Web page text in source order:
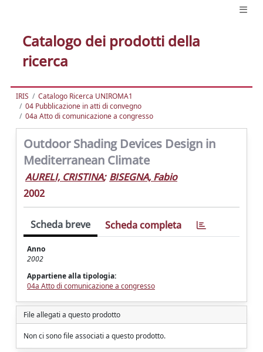
Catalogo dei prodotti della
ricerca
IRIS
Catalogo Ricerca UNIROMA1
04 Pubblicazione in atti di convegno
04a Atto di comunicazione a congresso
Outdoor Shading Devices Design in
Mediterranean Climate
AURELI, CRISTINA; BISEGNA, Fabio
2002
Scheda breve Scheda completa
Anno
2002
Appartiene alla tipologia:
04a Atto di comunicazione a congresso
File allegati a questo prodotto
Non ci sono file associati a questo prodotto.